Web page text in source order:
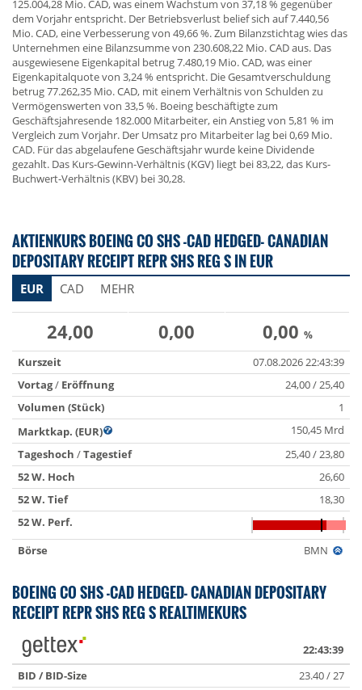
125.004,28 Mio. CAD, was einem Wachstum von 37,18 % gegenüber
dem Vorjahr entspricht. Der Betriebsverlust belief sich auf 7.440,56
Mio. CAD, eine Verbesserung von 49,66 %. Zum Bilanzstichtag wies das
Unternehmen eine Bilanzsumme von 230.608,22 Mio. CAD aus. Das
ausgewiesene Eigenkapital betrug 7.480,19 Mio. CAD, was einer
Eigenkapitalquote von 3,24 % entspricht. Die Gesamtverschuldung
betrug 77.262,35 Mio. CAD, mit einem Verhältnis von Schulden zu
Vermögenswerten von 33,5 %. Boeing beschäftigte zum
Geschäftsjahresende 182.000 Mitarbeiter, ein Anstieg von 5,81 % im
Vergleich zum Vorjahr. Der Umsatz pro Mitarbeiter lag bei 0,69 Mio.
CAD. Für das abgelaufene Geschäftsjahr wurde keine Dividende
gezahlt. Das Kurs-Gewinn-Verhältnis (KGV) liegt bei 83,22, das Kurs-
Buchwert-Verhältnis (KBV) bei 30,28.
AKTIENKURS BOEING CO SHS -CAD HEDGED- CANADIAN
DEPOSITARY RECEIPT REPR SHS REG S IN EUR
EUR CAD MEHR
24,00 0,00 0,00 %
Kurszeit
07.08.2026 22:43:39
Vortag/ Eröffnung
24,00 / 25,40
Volumen (Stück)
1
Marktkap. (EUR)
150,45 Mrd
Tageshoch /Tagestief
25,40 / 23,80
52 W. Hoch
26,60
52 W. Tief
18,30
52 W. Perf.
Börse
BMN
BOEING CO SHS -CAD HEDGED- CANADIAN DEPOSITARY
RECEIPT REPR SHS REG S REALTIMEKURS
22:43:39
BID / BID-Size
23.40 / 27